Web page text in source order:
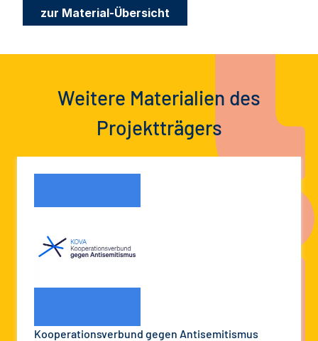
zur Material-Übersicht
Weitere Materialien des
Projektträgers
Kooperationsverbund gegen Antisemitismus